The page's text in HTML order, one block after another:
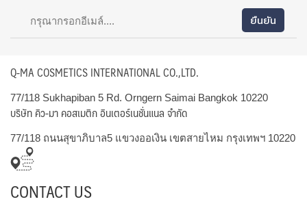
Q-MA COSMETICS INTERNATIONAL CO.,LTD.
77/118 Sukhapiban 5 Rd. Orngern Saimai Bangkok 10220
บริษัท คิว-มา คอสเมติก อินเตอร์เนชั่นแนล จำกัด
77/118 ถนนสุขาภิบาล5 แขวงออเงิน เขตสายไหม กรุงเทพฯ 10220
CONTACT US